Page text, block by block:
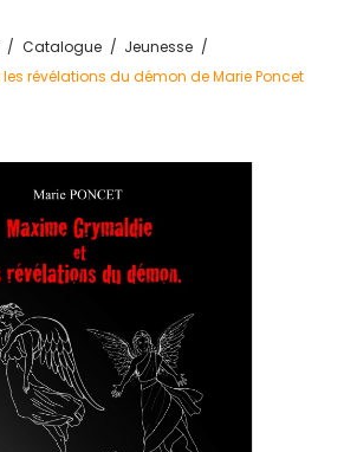
Catalogue
Jeunesse
révélations du démon de Marie Poncet